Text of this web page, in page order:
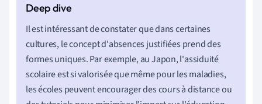
Il est intéressant de constater que dans certaines
cultures, le concept d'absences justifiées prend des
formes uniques. Par exemple, au Japon, l'assiduité
scolaire est si valorisée que même pour les maladies,
les écoles peuvent encourager des cours à distance ou